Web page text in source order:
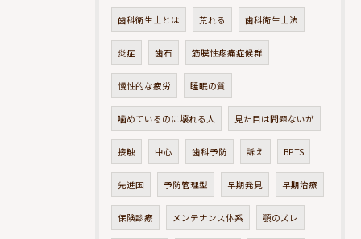
歯科衛生士とは 荒れる 歯科衛生士法
炎症 歯石 筋膜性疼痛症候群
慢性的な疲労 睡眠の質
噛めているのに壊れる人 見た目は問題ないが
接触 中心 歯科予防 訴え BPTS
先進国 予防管理型 早期発見 早期治療
保険診療 メンテナンス体系 顎のズレ